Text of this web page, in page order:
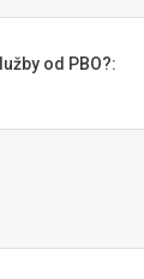
od PBO?: